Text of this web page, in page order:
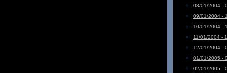
08/01/2004 -
09/01/2004 -
10/01/2004 -
11/01/2004 -
12/01/2004 -
01/01/2005 -
02/01/2005 -